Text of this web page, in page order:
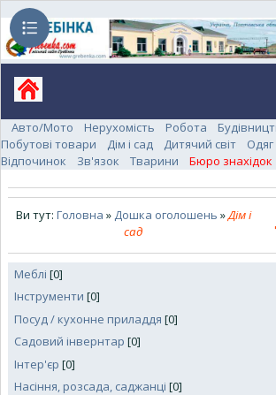
Авто/Мото Нерухомість Робота
Побутові товари
Дім і сад Дитячий світ Одяг
Відпочинок
Зв'язок Тварини Бюро знахідок
Ви тут: Головна » Дошка оголошень »Дім і
сад
Меблі [0]
Інструменти [0]
Посуд / кухонне приладдя [0]
Садовий інвернтар [0]
Інтер'єр [0]
Насіння, розсада, саджанці [0]